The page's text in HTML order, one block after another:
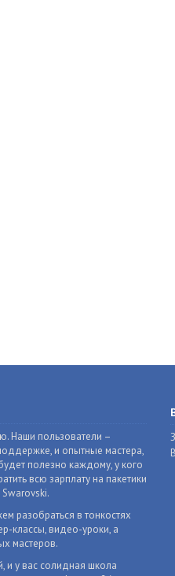
Наши пользователи –
и опытные мастера,
полезно каждому, у кого
всю зарплату на пакетики
разобраться в тонкостях
классы, видео-уроки, а
мастеров.
и у вас солидная школа